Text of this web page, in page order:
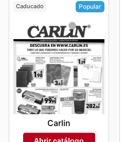
Caducado Popular
Carlin
Abrir catálogo